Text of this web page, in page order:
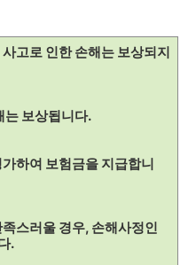
고로 인한 손해는 보상되지
는 보상됩니다.
하여 보험금을 지급합니
스러울 경우, 손해사정인
.